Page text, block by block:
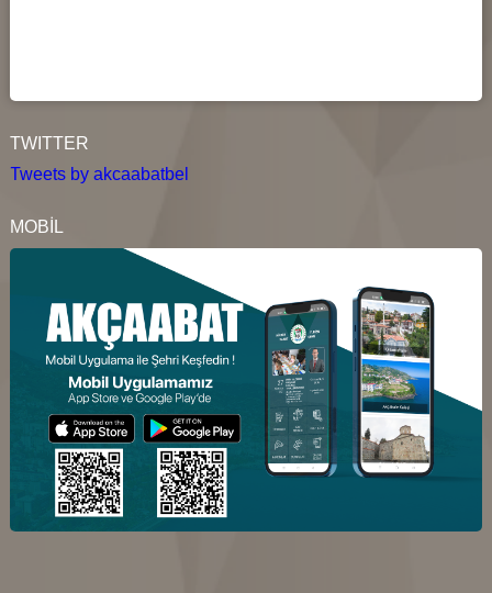
TWITTER
Tweets by akcaabatbel
MOBİL